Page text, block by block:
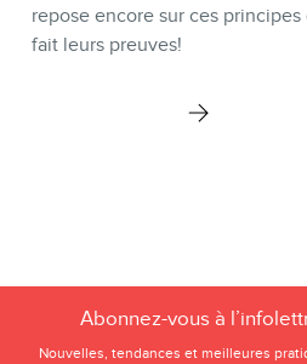
repose encore sur ces
fait leurs preuves!
Abonnez-vous à
Nouvelles, tendances et meilleures